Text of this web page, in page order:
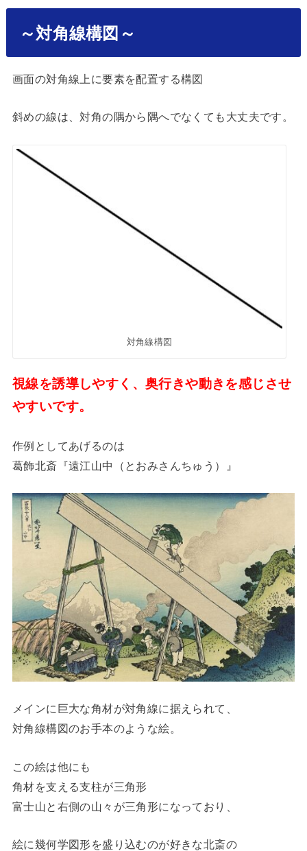
～対角線構図～
画面の対角線上に要素を配置する構図
斜めの線は、対角の隅から隅へでなくても大丈夫です。
対角線構図
視線を誘導しやすく、奥行きや動きを感じさせ
やすいです。
作例としてあげるのは
葛飾北斎『遠江山中（とおみさんちゅう）』
メインに巨大な角材が対角線に据えられて、
対角線構図のお手本のような絵。
この絵は他にも
角材を支える支柱が三角形
富士山と右側の山々が三角形になっており、
絵に幾何学図形を盛り込むのが好きな北斎の